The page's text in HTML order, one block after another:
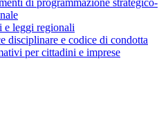
di programmazione strategico-
e leggi regionali
disciplinare e codice di condotta
per cittadini e imprese